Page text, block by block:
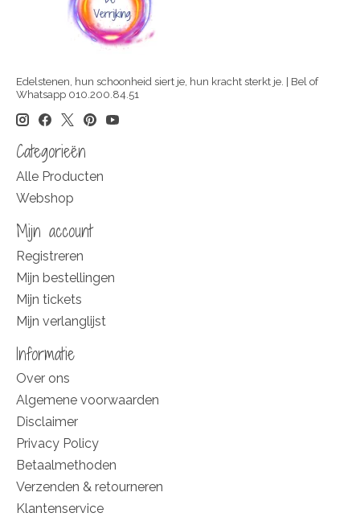
Edelstenen, hun schoonheid siert je, hun kracht sterkt je. | Bel of
Whatsapp 010.200.84.51
Categorieën
Alle Producten
Webshop
Mijn account
Registreren
Mijn bestellingen
Mijn tickets
Mijn verlanglijst
Informatie
Over ons
Algemene voorwaarden
Disclaimer
Privacy Policy
Betaalmethoden
Verzenden & retourneren
Klantenservice